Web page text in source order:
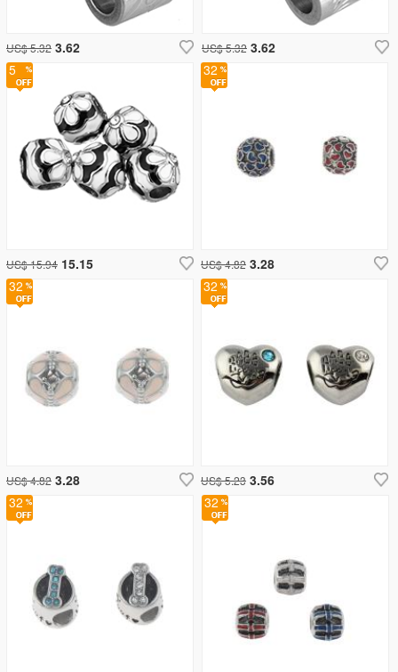
US$ 5.32 3.62
5
US$ 15.94 15.15
32
US$ 5.32 3.62
32
32
US$ 4.82 3.28
32
US$ 4.82 3.28
32
US$ 5.23 3.56